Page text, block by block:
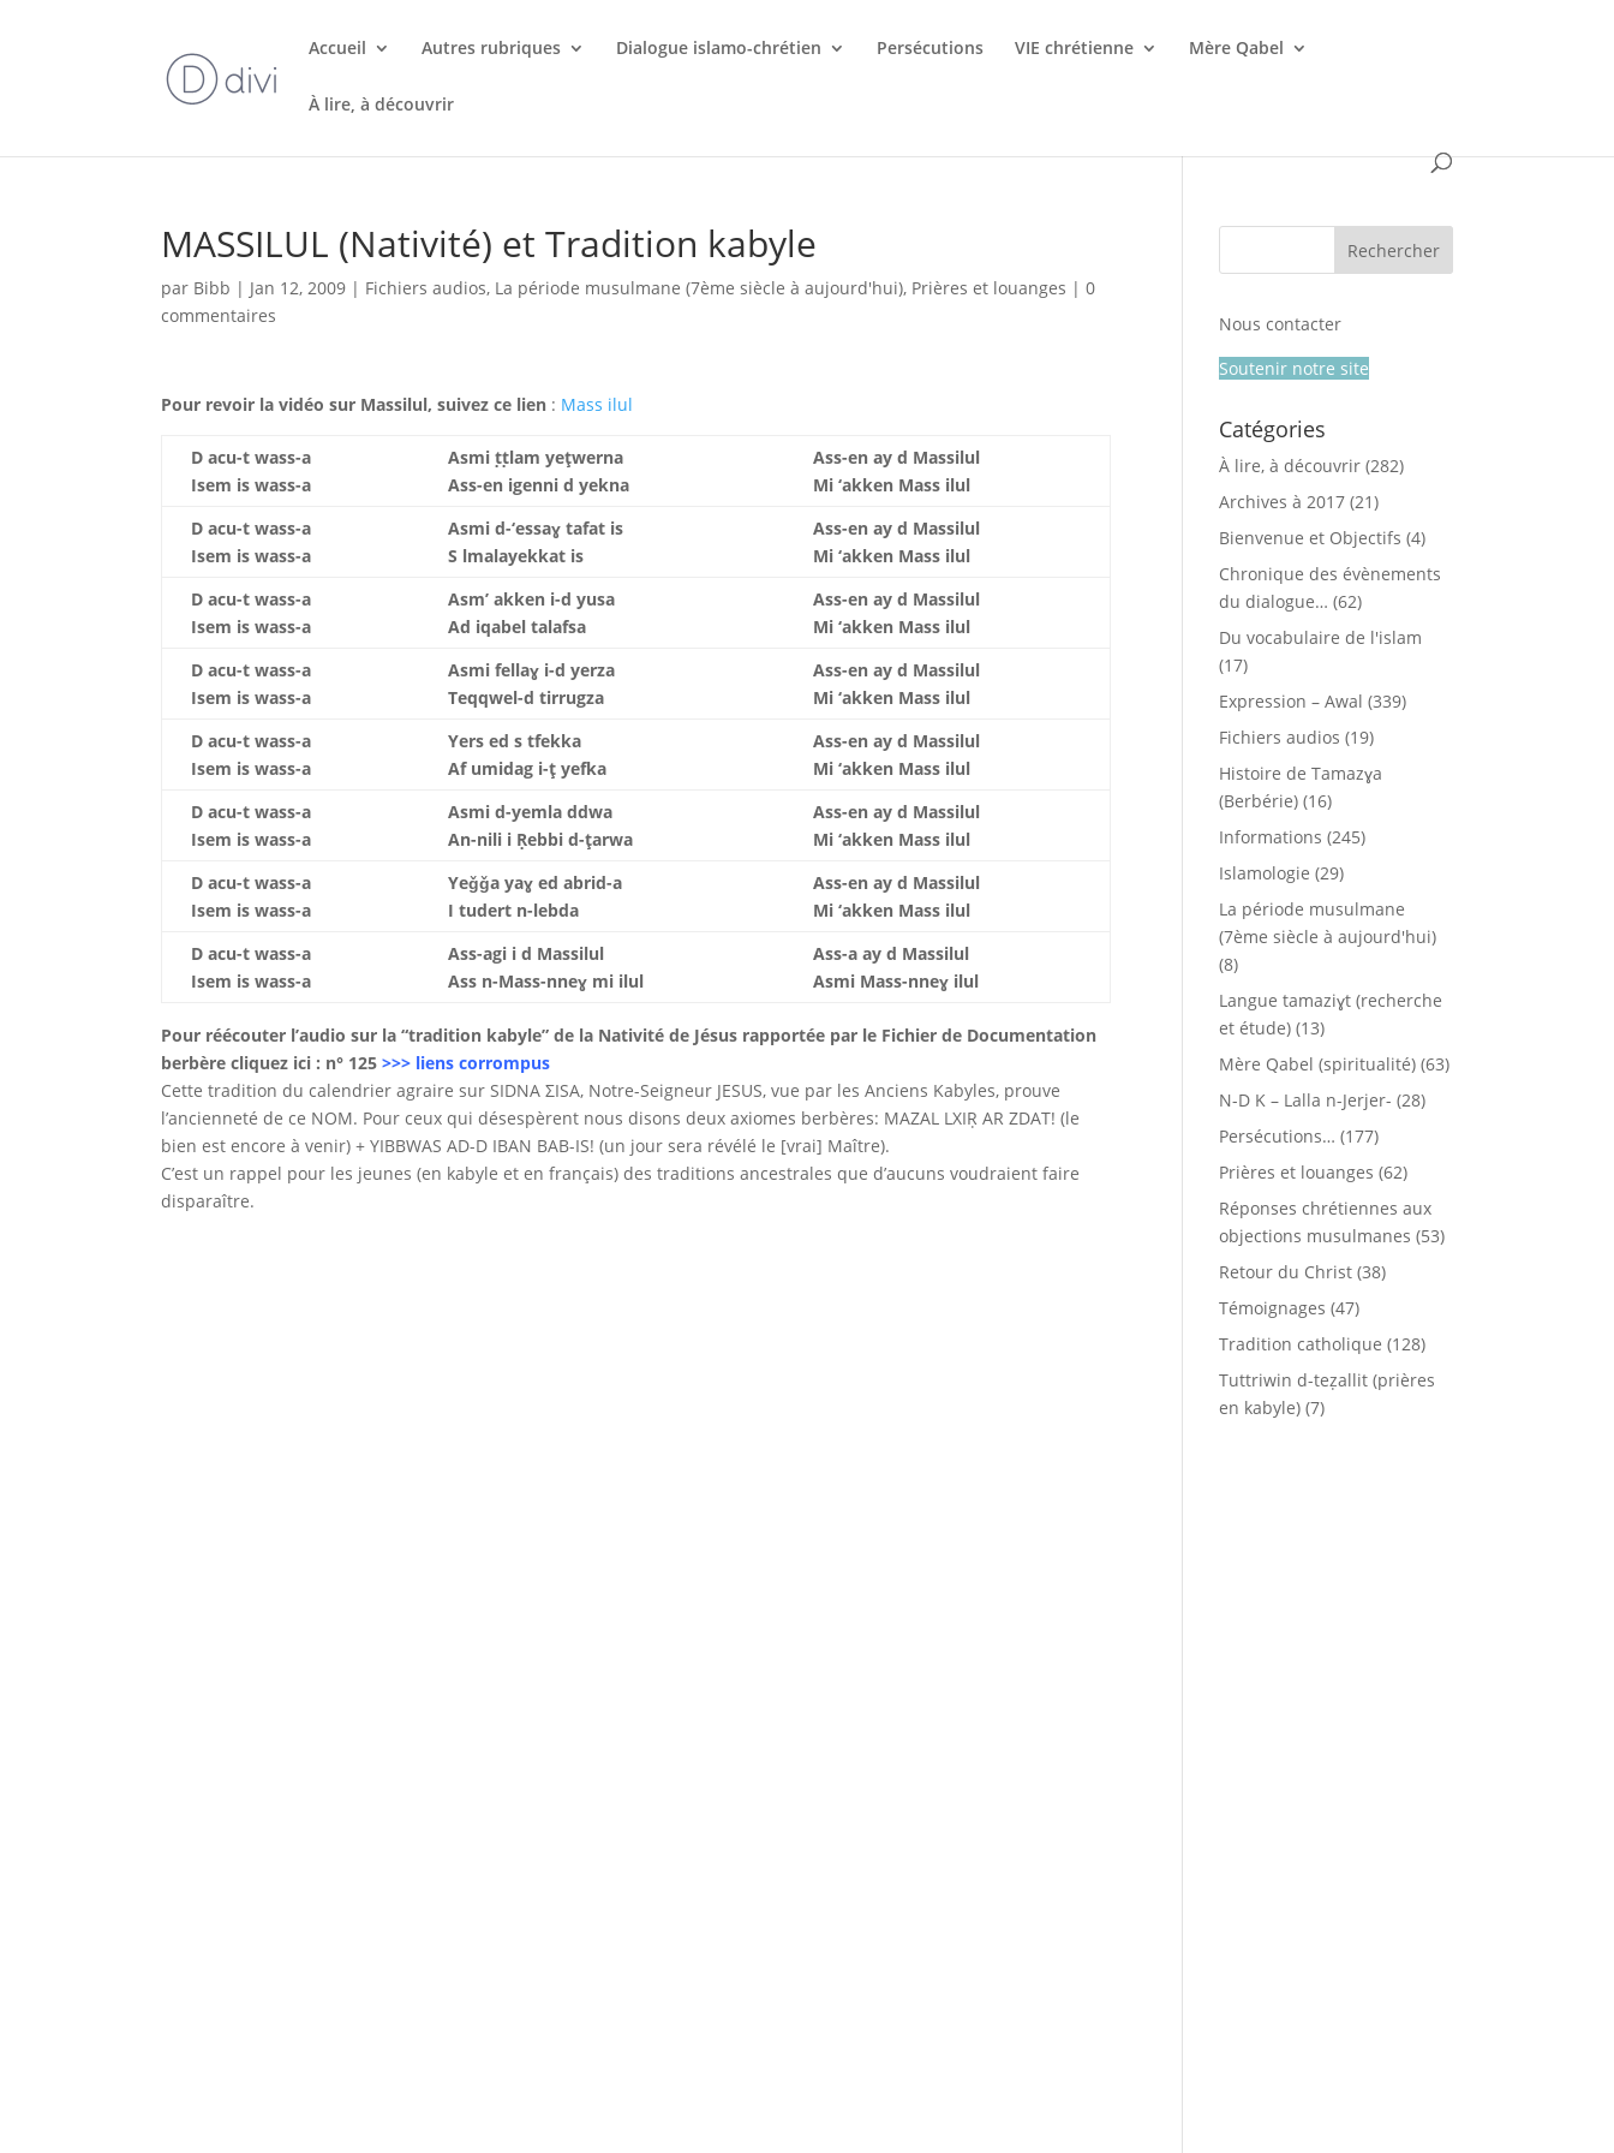
Accueil Autres rubriques Dialogue islamo-chrétien Persécutions VIE chrétienne Mère Qabel
À lire, à découvrir
MASSILUL (Nativité) et Tradition kabyle
par Bibb | Jan 12, 2009 | Fichiers audios, La période musulmane (7ème siècle à aujourd'hui), Prières et louanges |0
commentaires
Pour revoir la vidéo sur Massilul, suivez ce lien : Mass ilul
D acu-t wass-a
Isem is wass-a
Asmi ṭṭlam yeţwerna
Ass-en igenni d yekna
Ass-en ay d Massilul
Mi ‘akken Mass ilul
D acu-t wass-a
Isem is wass-a
Asmi d-‘essaɣ tafat is
S lmalayekkat is
Ass-en ay d Massilul
Mi ‘akken Mass ilul
D acu-t wass-a
Isem is wass-a
Asm’ akken i-d yusa
Ad iqabel talafsa
Ass-en ay d Massilul
Mi ‘akken Mass ilul
D acu-t wass-a
Isem is wass-a
Asmi fellaɣ i-d yerza
Teqqwel-d tirrugza
Ass-en ay d Massilul
Mi ‘akken Mass ilul
D acu-t wass-a
Isem is wass-a
Yers ed s tfekka
Af umidag i-ţ yefka
Ass-en ay d Massilul
Mi ‘akken Mass ilul
D acu-t wass-a
Isem is wass-a
Asmi d-yemla ddwa
An-nili i Ṛebbi d-ţarwa
Ass-en ay d Massilul
Mi ‘akken Mass ilul
D acu-t wass-a
Isem is wass-a
Yeǧǧa yaɣ ed abrid-a
I tudert n-lebda
Ass-en ay d Massilul
Mi ‘akken Mass ilul
D acu-t wass-a
Isem is wass-a
Ass-agi i d Massilul
Ass n-Mass-nneɣ mi ilul
Ass-a ay d Massilul
Asmi Mass-nneɣ ilul
Pour réécouter l’audio sur la “tradition kabyle” de la Nativité de Jésus rapportée par le Fichier de Documentation
berbère cliquez ici : n° 125>>> liens corrompus
Cette tradition du calendrier agraire sur SIDNA ΣISA, Notre-Seigneur JESUS, vue par les Anciens Kabyles, prouve
l’ancienneté de ce NOM. Pour ceux qui désespèrent nous disons deux axiomes berbères: MAZAL LXIṚ AR ZDAT! (le
bien est encore à venir) + YIBBWAS AD-D IBAN BAB-IS! (un jour sera révélé le [vrai] Maître).
C’est un rappel pour les jeunes (en kabyle et en français) des traditions ancestrales que d’aucuns voudraient faire
disparaître.
Nous contacter
Soutenir notre site
Catégories
À lire, à découvrir (282)
Archives à 2017 (21)
Bienvenue et Objectifs (4)
Chronique des évènements
du dialogue… (62)
Du vocabulaire de l'islam
(17)
Expression – Awal (339)
Fichiers audios (19)
Histoire de Tamazɣa
(Berbérie) (16)
Informations (245)
Islamologie (29)
La période musulmane
(7ème siècle à aujourd'hui)
(8)
Langue tamaziɣt (recherche
et étude) (13)
Mère Qabel (spiritualité) (63)
N-D K – Lalla n-Jerjer- (28)
Persécutions… (177)
Prières et louanges (62)
Réponses chrétiennes aux
objections musulmanes (53)
Retour du Christ (38)
Témoignages (47)
Tradition catholique (128)
Tuttriwin d-teẓallit (prières
en kabyle) (7)